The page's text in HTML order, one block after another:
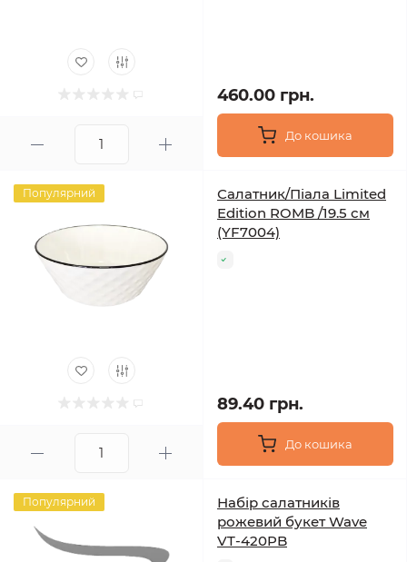
460.00 грн.
До кошика
Популярний
Салатник/Піала Limited
Edition ROMB /19.5 см
(YF7004)
89.40 грн.
До кошика
Популярний
Набір салатників
рожевий букет Wave
VT-420PB